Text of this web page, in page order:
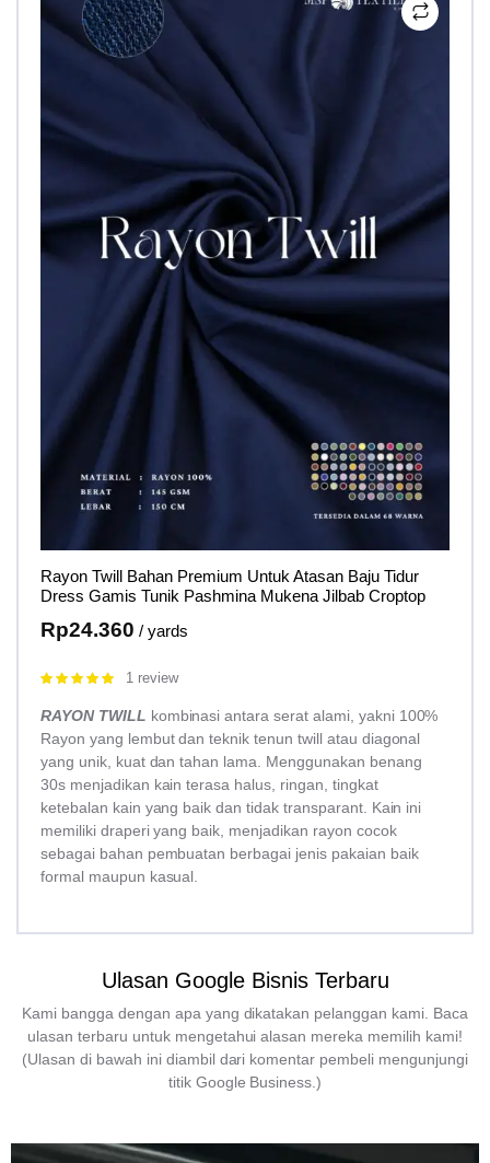
Rayon Twill Bahan Premium Untuk Atasan Baju Tidur
Dress Gamis Tunik Pashmina Mukena Jilbab Croptop
Rp24.360 / yards
Rated
1 review
RAYON TWILL kombinasi antara serat alami, yakni 100%
Rayon yang lembut dan teknik tenun twill atau diagonal
yang unik, kuat dan tahan lama. Menggunakan benang
30s menjadikan kain terasa halus, ringan, tingkat
ketebalan kain yang baik dan tidak transparant. Kain ini
memiliki draperi yang baik, menjadikan rayon cocok
sebagai bahan pembuatan berbagai jenis pakaian baik
formal maupun kasual.
Ulasan Google Bisnis Terbaru
Kami bangga dengan apa yang dikatakan pelanggan kami. Baca
ulasan terbaru untuk mengetahui alasan mereka memilih kami!
(Ulasan di bawah ini diambil dari komentar pembeli mengunjungi
titik Google Business.)